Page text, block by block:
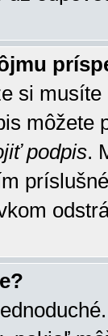
si
môžete
podpis.